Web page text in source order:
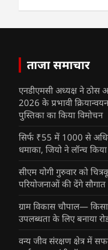
ताजा समाचार
एनडीएमसी अध्यक्ष ने ठोस
2026 के प्रभावी
पुस्तिका का किया विमोचन
सिर्फ ₹55 में 1000 से
धमाका, जियो ने लॉन्च
सीएम योगी गुरुवार को
परियोजनाओं की देंगे सौगात
ग्राम विकास चौपाल—
उपलब्धता के लिए बनाया
वन्य जीव संरक्षण क्षेत्र में